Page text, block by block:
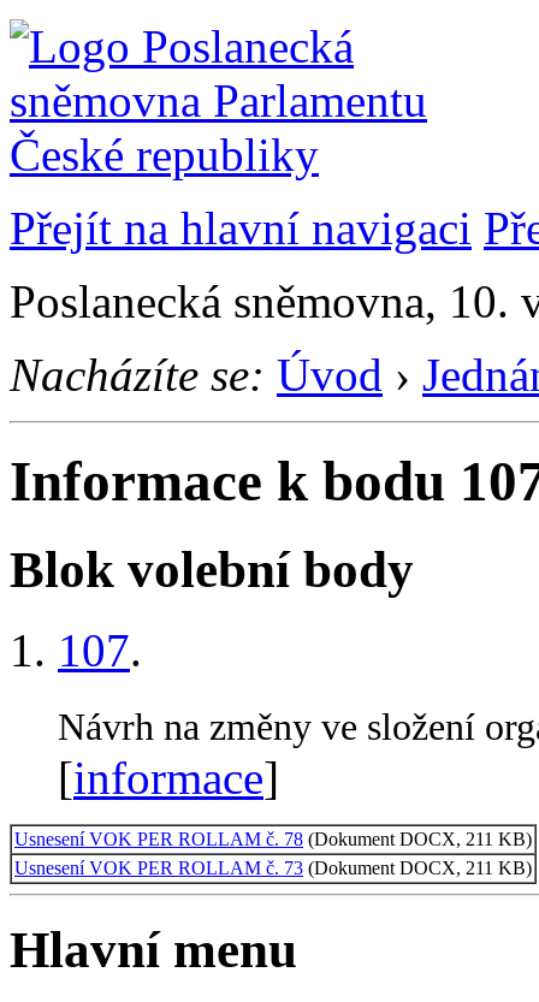
Přejít na hlavní navigaci
Poslanecká sněmovna,
Nacházíte se: Úvod ›
Informace k bodu
Blok volební body
107.
Návrh na změny ve složení
[informace]
Usnesení VOK PER ROLLAM č. 78 (Dokument DOCX, 211 KB)
Usnesení VOK PER ROLLAM č. 73 (Dokument DOCX, 211 KB)
Hlavní menu